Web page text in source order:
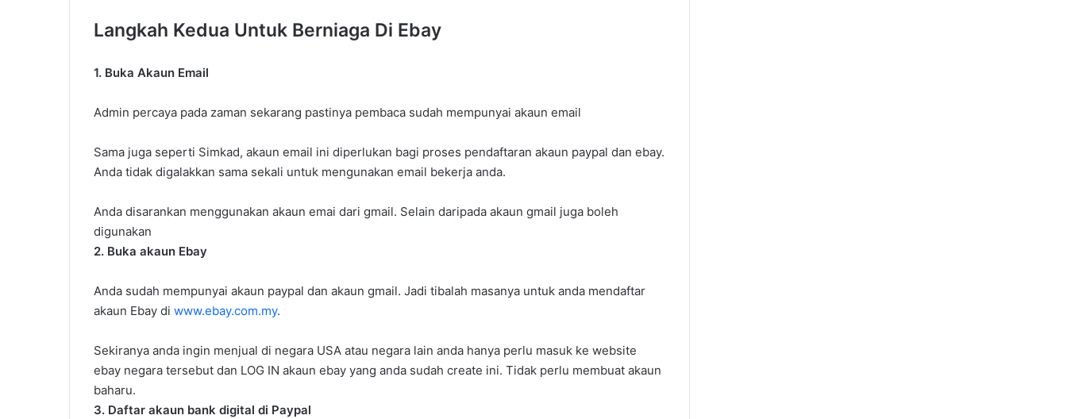
Langkah Kedua Untuk Berniaga Di Ebay
1. Buka Akaun Email
Admin percaya pada zaman sekarang pastinya pembaca sudah mempunyai akaun email
Sama juga seperti Simkad, akaun email ini diperlukan bagi proses pendaftaran akaun paypal dan ebay.
Anda tidak digalakkan sama sekali untuk mengunakan email bekerja anda.
Anda disarankan menggunakan akaun emai dari gmail. Selain daripada akaun gmail juga boleh
digunakan
2. Buka akaun Ebay
Anda sudah mempunyai akaun paypal dan akaun gmail. Jadi tibalah masanya untuk anda mendaftar
akaun Ebay di www.ebay.com.my.
Sekiranya anda ingin menjual di negara USA atau negara lain anda hanya perlu masuk ke website
ebay negara tersebut dan LOG IN akaun ebay yang anda sudah create ini. Tidak perlu membuat akaun
baharu.
3. Daftar akaun bank digital di Paypal